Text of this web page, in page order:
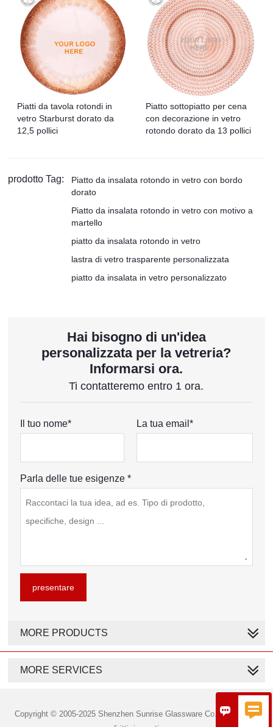
 
Piatti da tavola rotondi in
vetro Starburst dorato da
12,5 pollici
Piatto sottopiatto per cena
con decorazione in vetro
rotondo dorato da 13 pollici
prodotto Tag:
Piatto da insalata rotondo in vetro con bordo
dorato
Piatto da insalata rotondo in vetro con motivo a
martello
piatto da insalata rotondo in vetro
lastra di vetro trasparente personalizzata
piatto da insalata in vetro personalizzato
Hai bisogno di un'idea
personalizzata per la vetreria?
Informarsi ora.
Ti contatteremo entro 1 ora.
Il tuo nome* La tua email*
Parla delle tue esigenze *
presentare
MORE PRODUCTS
MORE SERVICES
Copyright © 2005-2025 Shenzhen Sunrise Glassware Co., Ltd. Tutti i